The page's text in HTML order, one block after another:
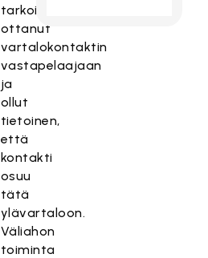
tarkoituksella
ottanut
vartalokontaktin
vastapelaajaan
ja
ollut
tietoinen,
että
kontakti
osuu
tätä
ylävartaloon.
Väliahon
toiminta